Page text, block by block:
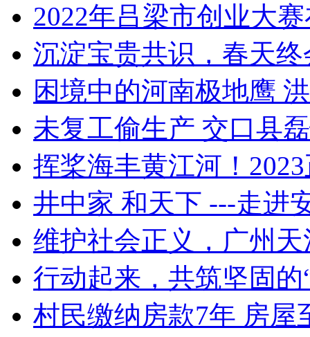
2022年吕梁市创业大
沉淀宝贵共识，春天
困境中的河南极地鹰
未复工偷生产 交口县
挥桨海丰黄江河！
井中家 和天下 ---走进
维护社会正义，广州
行动起来，共筑坚固的
村民缴纳房款7年 房屋